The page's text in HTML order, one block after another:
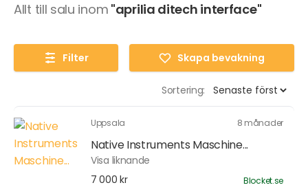
Allt till salu inom "aprilia ditech interface"
Filter Skapa bevakning
Sortering:
Uppsala 8 månader
Native Instruments Maschine...
Visa liknande
7 000 kr
Blocket.se